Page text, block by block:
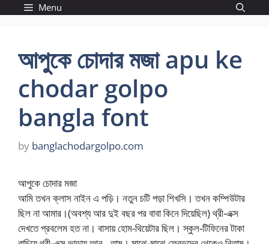
Menu
আপুকে চোদার মজা apu ke
chodar golpo
bangla font
by banglachodargolpo.com
আপুকে চোদার মজা
আমি তখন ক্লাস নাইন এ পড়ি। নতুন চটি পড়া শিখসি। তখন কম্পিউটার
ছিল না আমার।(অবশ্য আর দুই বছর পর বাবা কিনে দিয়েছিল) থ্রী-এক্স
দেখতে প্রবলেম হত না। বাসায় হোম-থিয়েটার ছিল। স্কুল-টিফিনের টাকা